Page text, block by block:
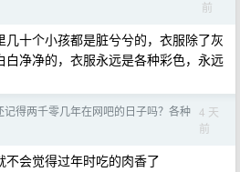
前
十个小孩都是脏兮兮的，衣服除了灰
净净的，衣服永远是各种彩色，永远
记得两千零几年在网吧的日子吗？各种 4 天
前
会觉得过年时吃的肉香了